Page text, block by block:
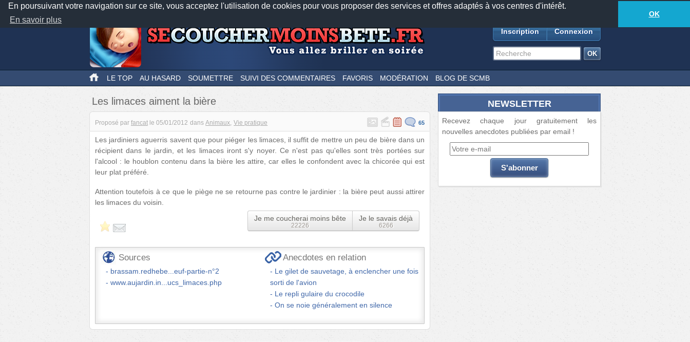
En poursuivant votre navigation sur ce site, vous acceptez l'utilisation de cookies pour vous proposer des services et offres adaptés à vos centres d'intérêt.
En savoir plus
OK
Nos applications mobiles Newsletter Facebook
TwitterFeeds18885anecdotes-332lecteurs connectés
Inscription Connexion
LE TOP AU HASARD SOUMETTRE SUIVI DES COMMENTAIRES FAVORIS MODÉRATION BLOG DE SCMB
Les limaces aiment la bière
Proposé par fancat le 05/01/2012 dans Animaux Vie pratique 65
Les jardiniers aguerris savent que pour piéger les limaces, il suffit de mettre un peu de bière dans un
récipient dans le jardin, et les limaces iront s'y noyer. Ce n'est pas qu'elles sont très portées sur
l'alcool : le houblon contenu dans la bière les attire, car elles le confondent avec la chicorée qui est
leur plat préféré.
Attention toutefois à ce que le piège ne se retourne pas contre le jardinier : la bière peut aussi attirer
les limaces du voisin.
Je me coucherai moins bête
22226
Je le savais déjà
6266
Sources
brassam.redhebe...euf-partie-n°2
www.aujardin.in...ucs_limaces.php
Anecdotes en relation
Le gilet de sauvetage, à enclencher une fois
sorti de l'avion
Le repli gulaire du crocodile
On se noie généralement en silence
NEWSLETTER
Recevez chaque jour gratuitement les
nouvelles anecdotes publiées par email !